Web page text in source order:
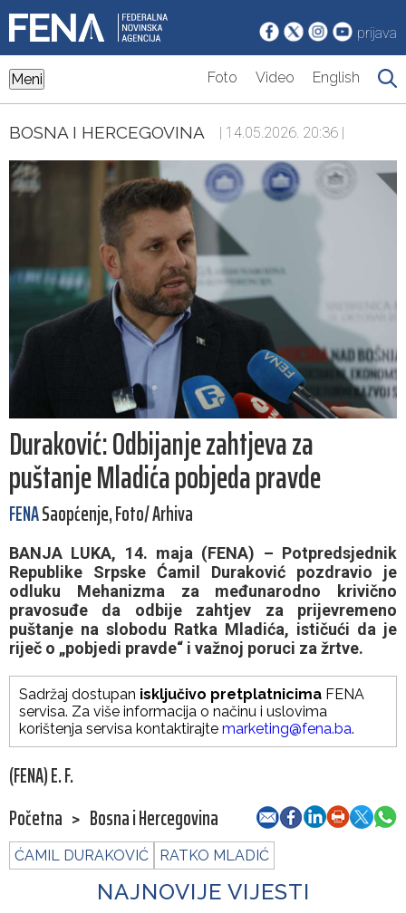
prijava
Meni Foto Video English
BOSNA I HERCEGOVINA | 14.05.2026. 20:36 |
Duraković: Odbijanje zahtjeva za
puštanje Mladića pobjeda pravde
FENASaopćenje, Foto/ Arhiva
BANJA LUKA, 14. maja (FENA) – Potpredsjednik
Republike Srpske Ćamil Duraković pozdravio je
odluku Mehanizma za međunarodno krivično
pravosuđe da odbije zahtjev za prijevremeno
puštanje na slobodu Ratka Mladića, ističući da je
riječ o „pobjedi pravde“ i važnoj poruci za žrtve.
Sadržaj dostupan isključivo pretplatnicima FENA
servisa. Za više informacija o načinu i uslovima
korištenja servisa kontaktirajte marketing@fena.ba.
(FENA) E. F.
Početna > Bosna i Hercegovina
ĆAMIL DURAKOVIĆ RATKO MLADIĆ
NAJNOVIJE VIJESTI